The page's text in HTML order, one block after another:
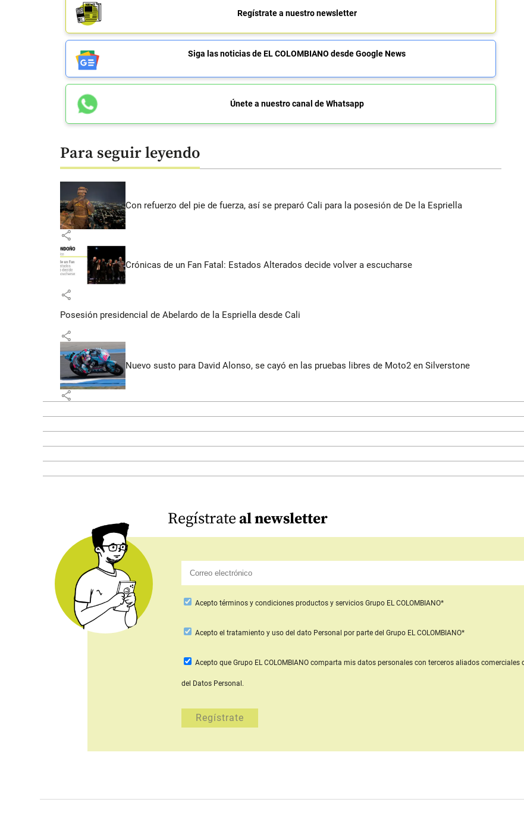
Regístrate a nuestro newsletter
Siga las noticias de EL COLOMBIANO desde Google News
Únete a nuestro canal de Whatsapp
Para seguir leyendo
Con refuerzo del pie de fuerza, así se preparó Cali para la posesión de De la Espriella
share
Crónicas de un Fan Fatal: Estados Alterados decide volver a escucharse
share
Posesión presidencial de Abelardo de la Espriella desde Cali
share
Nuevo susto para David Alonso, se cayó en las pruebas libres de Moto2 en Silverstone
share
Regístrateal newsletter
Acepto términos y condiciones productos y servicios Grupo EL COLOMBIANO*
Aceptoel tratamiento y uso del dato Personal por parte del Grupo EL COLOMBIANO*
Acepto que Grupo EL COLOMBIANO comparta mis datos personales con terceros aliados comerciales
del Datos Personal.